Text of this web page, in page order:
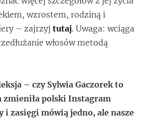
wzrostem, rodziną i
– zajrzyj tutaj. Uwaga: wciąga
włosów metodą
– czy Sylwia Gaczorek to
polski Instagram
i zasięgi mówią jedno, ale nasze